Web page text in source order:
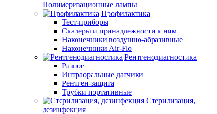
Полимеризационные лампы
Профилактика
Тест-приборы
Скалеры и принадлежности к ним
Наконечники воздушно-абразивные
Наконечники Air-Flo
Рентгенодиагностика
Разное
Интраоральные датчики
Рентген-защита
Трубки портативные
Стерилизация,
дезинфекция